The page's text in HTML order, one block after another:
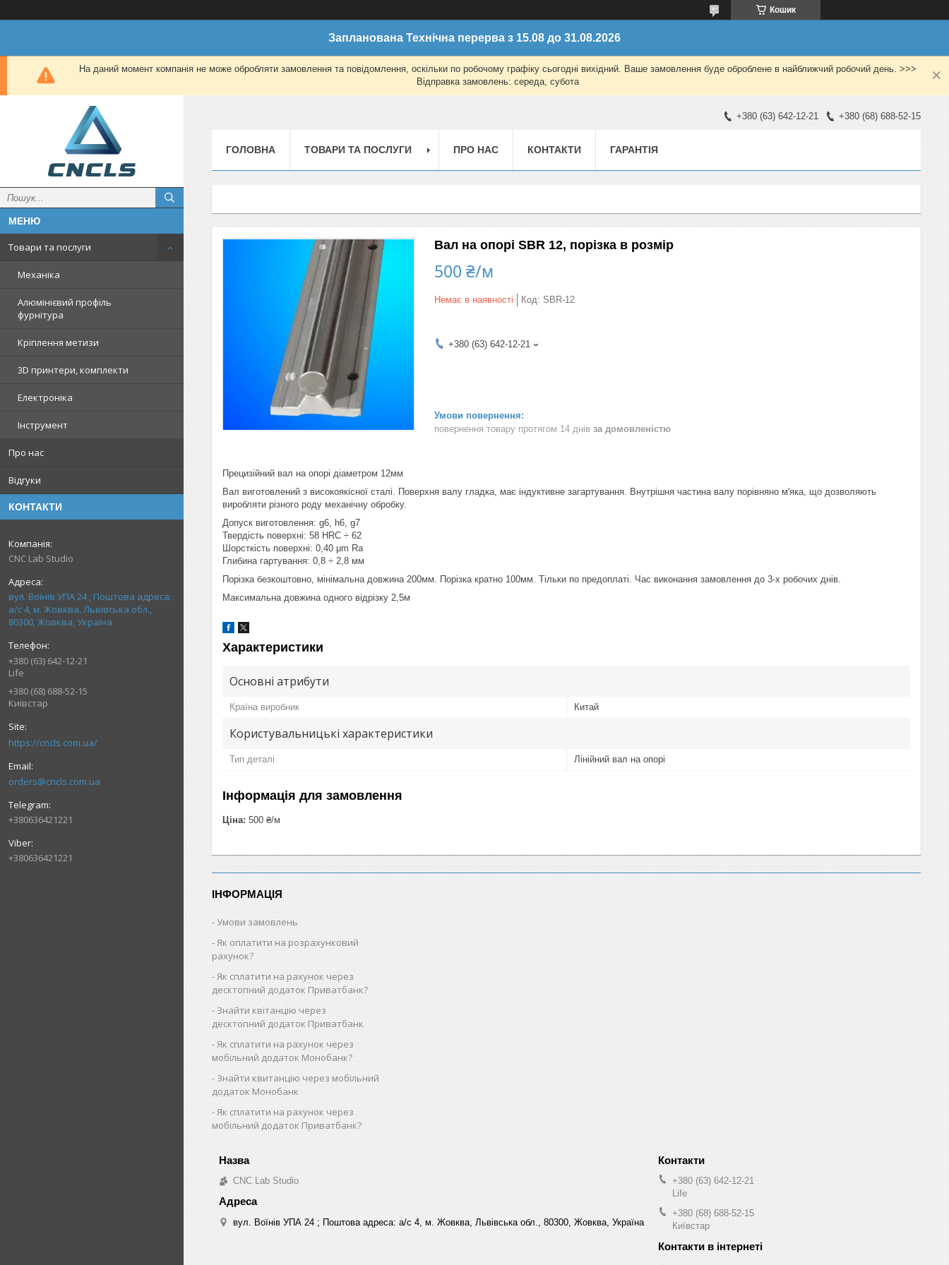
Кошик
Запланована Технічна перерва з 15.08 до 31.08.2026
На даний момент компанія не може обробляти замовлення та повідомлення, оскільки по робочому графіку сьогодні вихідний. Ваше замовлення буде оброблене в найближчий робочий день. >>>
Відправка замовлень: середа, субота
Товари та послуги
Механіка
Алюмінієвий профіль
фурнітура
Кріплення метизи
3D принтери, комплекти
Електроніка
Інструмент
Про нас
Відгуки
КОНТАКТИ
CNC Lab Studio
вул. Воїнів УПА 24 ; Поштова адреса:
а/с 4, м. Жовква, Львівська обл.,
80300, Жовква, Україна
+380 (63) 642-12-21
Life
+380 (68) 688-52-15
Київстар
https://cncls.com.ua/
orders@cncls.com.ua
+380636421221
+380636421221
+380 (63) 642-12-21 +380 (68) 688-52-15
ГОЛОВНА ТОВАРИ ТА ПОСЛУГИ ПРО НАС КОНТАКТИ ГАРАНТІЯ
Вал на опорі SBR 12, порізка в розмір
500 ₴/м
Немає в наявності Код: SBR-12
+380 (63) 642-12-21
повернення товару протягом 14 днів за домовленістю
Прецизійний вал на опорі діаметром 12мм
Вал виготовлений з високоякісної сталі. Поверхня валу гладка, має індуктивне загартування. Внутрішня частина валу порівняно м'яка, що дозволяють
виробляти різного роду механічну обробку.
Допуск виготовлення: g6, h6, g7
Твердість поверхні: 58 HRC ÷ 62
Шорсткість поверхні: 0,40 μm Ra
Глибина гартування: 0,8 ÷ 2,8 мм
Порізка безкоштовно, мінімальна довжина 200мм. Порізка кратно 100мм. Тільки по предоплаті. Час виконання замовлення до 3-х робочих днів.
Максимальна довжина одного відрізку 2,5м
Характеристики
Основні атрибути
Країна виробник Китай
Користувальницькі характеристики
Тип деталі Лінійний вал на опорі
Інформація для замовлення
Ціна: 500 ₴/м
ІНФОРМАЦІЯ
Умови замовлень
Як оплатити на розрахунковий
рахунок?
Як cплатити на рахунок через
десктопний додаток Приватбанк?
Знайти квітанцію через
десктопний додаток Приватбанк
Як сплатити на рахунок через
мобільний додаток Монобанк?
Знайти квитанцію через мобільний
додаток Монобанк
Як сплатити на рахунок через
мобільний додаток Приватбанк?
CNC Lab Studio
вул. Воїнів УПА 24 ; Поштова адреса: а/с 4, м. Жовква, Львівська обл., 80300, Жовква, Україна
+380 (63) 642-12-21
Life
+380 (68) 688-52-15
Київстар